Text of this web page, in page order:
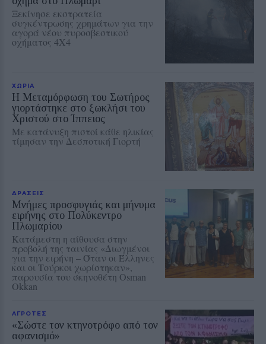
Ξεκίνησε εκστρατεία
συγκέντρωσης χρημάτων για την
αγορά νέου πυροσβεστικού
οχήματος 4Χ4
ΧΩΡΙΑ
Η Μεταμόρφωση του Σωτήρος
γιορτάστηκε στο ξωκλήσι του
Χριστού στο Ίππειος
Με κατάνυξη πιστοί κάθε ηλικίας
τίμησαν την Δεσποτική Γιορτή
ΔΡΑΣΕΙΣ
Μνήμες προσφυγιάς και μήνυμα
ειρήνης στο Πολύκεντρο
Πλωμαρίου
Κατάμεστη η αίθουσα στην
προβολή της ταινίας «Διωγμένοι
για την ειρήνη – Όταν οι Έλληνες
και οι Τούρκοι χωρίστηκαν»,
παρουσία του σκηνοθέτη Osman
Okkan
ΑΓΡΟΤΕΣ
«Σώστε τον κτηνοτρόφο από τον
αφανισμό»